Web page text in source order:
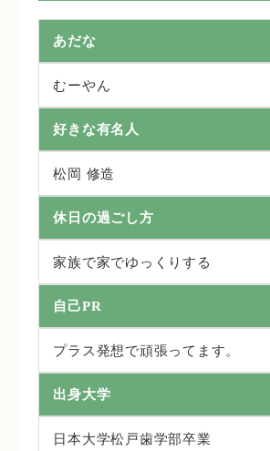
あだな
むーやん
好きな有名人
松岡 修造
休日の過ごし方
家族で家でゆっくりする
自己PR
プラス発想で頑張ってます。
出身大学
日本大学松戸歯学部卒業